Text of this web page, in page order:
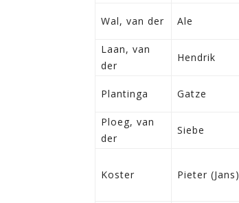
Wal, van der Ale
Laan, van
der
Hendrik
Plantinga Gatze
Ploeg, van
der
Siebe
Koster Pieter (Jans)